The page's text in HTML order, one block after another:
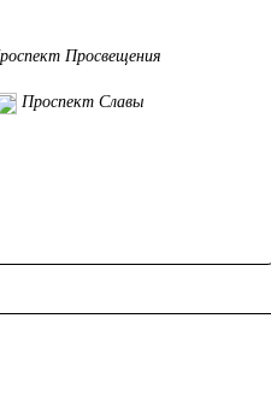
Просвещения
Проспект Славы